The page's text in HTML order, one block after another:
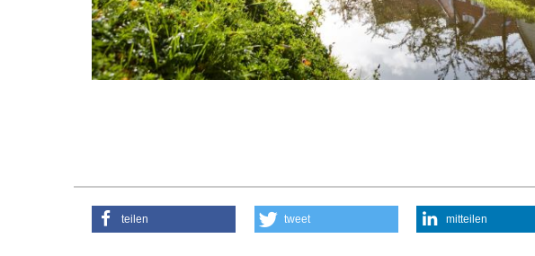
teilen tweet mitteilen